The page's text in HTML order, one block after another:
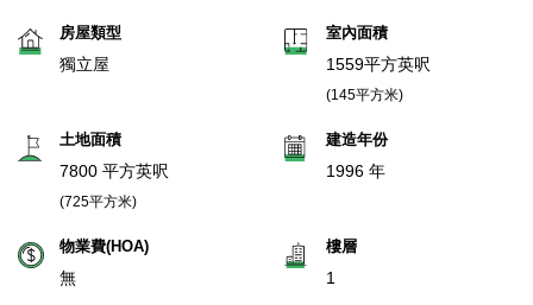
房屋類型
獨立屋
室內面積
1559平方英呎
(145平方米)
土地面積
7800 平方英呎
(725平方米)
建造年份
1996 年
物業費(HOA)
無
樓層
1